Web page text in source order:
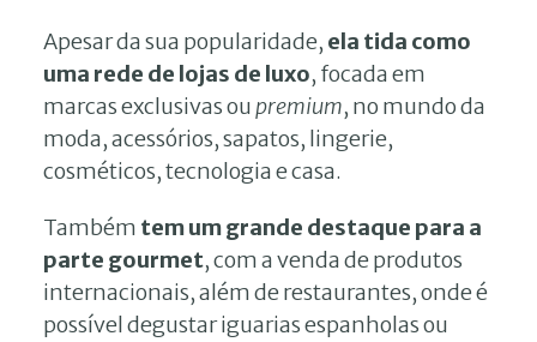
Apesar da sua popularidade, ela tida como
uma rede de lojas de luxo, focada em
marcas exclusivas oupremium, no mundo da
moda, acessórios, sapatos, lingerie,
cosméticos, tecnologia e casa.
Também tem um grande destaque para a
parte gourmet, com a venda de produtos
internacionais, além de restaurantes, onde é
possível degustar iguarias espanholas ou